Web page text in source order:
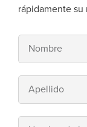
rápidamente